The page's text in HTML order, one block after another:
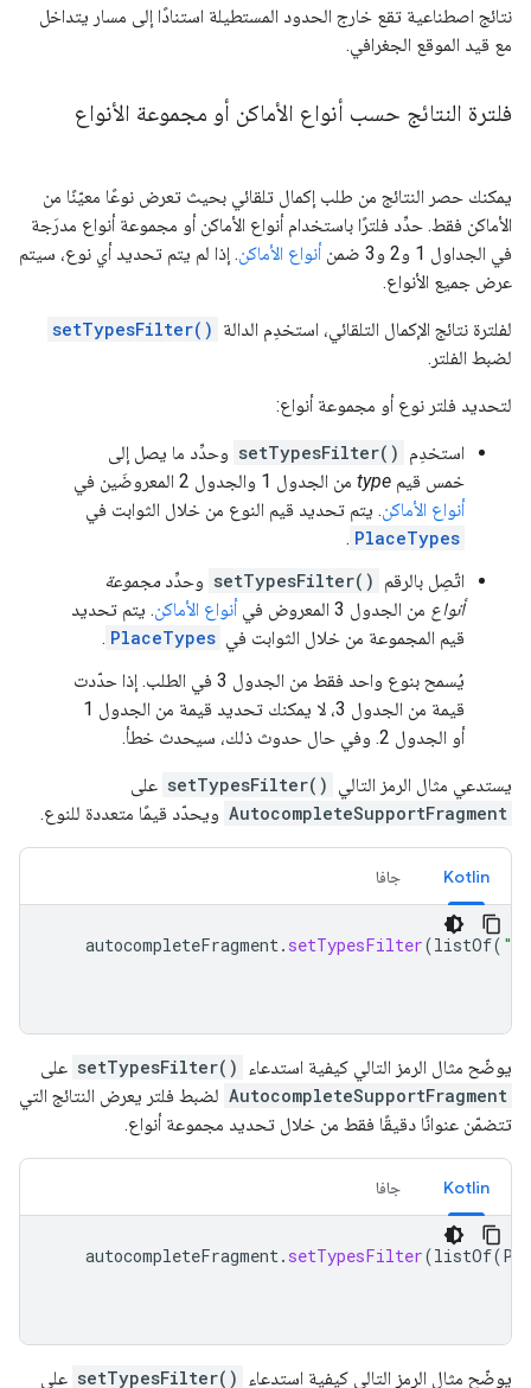
نتائج اصطناعية تقع خارج الحدود المستطيلة استنادًا إلى مسار يتداخل
مع قيد الموقع الجغرافي.
فلترة النتائج حسب أنواع الأماكن أو مجموعة الأنواع
يمكنك حصر النتائج من طلب إكمال تلقائي بحيث تعرض نوعًا معيّنًا من
الأماكن فقط. حدِّد فلترًا باستخدام أنواع الأماكن أو مجموعة أنواع مدرَجة
في الجداول 1 و2 و3 ضمن
أنواع الأماكن . إذا لم يتم تحديد أي نوع، سيتم
عرض جميع الأنواع.
لفلترة نتائج الإكمال التلقائي، استخدِم الدالة setTypesFilter()
لضبط الفلتر.
لتحديد فلتر نوع أو مجموعة أنواع:
استخدِم setTypesFilter() وحدِّد ما يصل إلى
خمس قيم type من الجدول 1 والجدول 2 المعروضَين في
أنواع الأماكن . يتم تحديد قيم النوع من خلال الثوابت في
PlaceTypes
.
اتّصِل بالرقم setTypesFilter() وحدِّد مجموعة
أنواع من الجدول 3 المعروض في أنواع الأماكن . يتم تحديد
قيم المجموعة من خلال الثوابت في
PlaceTypes
.
يُسمح بنوع واحد فقط من الجدول 3 في الطلب. إذا حدّدت
قيمة من الجدول 3، لا يمكنك تحديد قيمة من الجدول 1
أو الجدول 2. وفي حال حدوث ذلك، سيحدث خطأ.
يستدعي مثال الرمز التالي setTypesFilter() على
AutocompleteSupportFragment ويحدّد قيمًا متعددة للنوع.
Kotlin جافا
autocompleteFragment . setTypesFilter(listOf(
يوضّح مثال الرمز التالي كيفية استدعاء setTypesFilter() على
AutocompleteSupportFragment لضبط فلتر يعرض النتائج التي
تتضمّن عنوانًا دقيقًا فقط من خلال تحديد مجموعة أنواع.
Kotlin جافا
autocompleteFragment . setTypesFilter(listOf(
يوضّح مثال الرمز التالي كيفية استدعاء setTypesFilter() على